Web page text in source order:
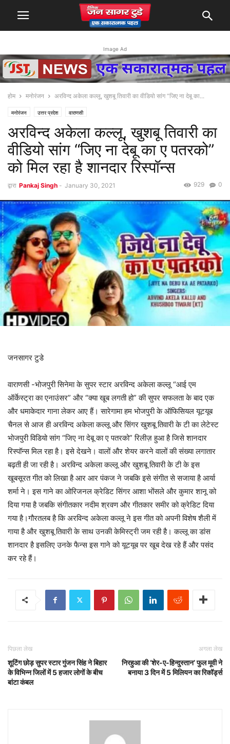
Image Ad
होम मनोरंजन अरविन्द अकेला कल्लू, खुशबू तिवारी का वीडियो सांग “जिए ना देबू का...
मनोरंजन उत्तर प्रदेश वाराणसी
अरविन्द अकेला कल्लू, खुशबू तिवारी का
वीडियो सांग “जिए ना देबू का ए पतरको”
को मिल रहा है शानदार रिस्पॉन्स
द्वारा Pankaj Singh - January 30, 2021 0
929
जनसागर टुडे
वाराणसी -भोजपुरी सिनेमा के सुपर स्टार अरविन्द अकेला कल्लू “आई एम
ऑर्केस्ट्रा का एनाउंसर” और “क्या खूब लगती हो” की सुपर सफलता के बाद एक
और धमाकेदार गाना लेकर आए हैं। सारेगामा हम भोजपुरी के ऑफिसियल यूटयूब
चैनल से आज ही अरविन्द अकेला कल्लू और सिंगर खुशबू तिवारी के टी का लेटेस्ट
भोजपुरी विडियो सांग “जिए ना देबू का ए पतरको” रिलीज़ हुआ है जिसे शानदार
रिस्पॉन्स मिल रहा है। इसे देखने। वालों और शेयर करने वालों की संख्या लगातार
बढ़ती ही जा रही है। अरविन्द अकेला कल्लू और खुशबू तिवारी के टी के इस
खूबसूरत गीत को लिखा है आर आर पंकज ने जबकि इसे संगीत से सजाया है आर्या
शर्मा ने। इस गाने का ओरिजनल क्रेडिट सिंगर आशा भोंसले और कुमार शानू को
दिया गया है जबकि संगीतकार नदीम श्रवण और गीतकार समीर को क्रेडिट दिया
गया है।गौरतलब है कि अरविन्द अकेला कल्लू ने इस गीत को अपनी विशेष शैली में
गाया है और खुशबू तिवारी के साथ उनकी केमिस्ट्री जम रही है। कल्लू का डांस
शानदार है इसलिए उनके फैन्स इस गाने को यूटयूब पर खूब देख रहे हैं और पसंद
कर रहे हैं।
पिछला लेख
शूटिंग छोड़ सुपर स्टार गुंजन सिंह ने बिहार
के विभिन्न जिलों में 5 हजार लोगों के बीच
बांटा कंबल
अगला लेख
निरहुआ की ‘शेर-ए-हिन्दुस्तान’ फुल मूवी ने
बनाया 3 दिन में 5 मिलियन का रिकॉर्ड्स